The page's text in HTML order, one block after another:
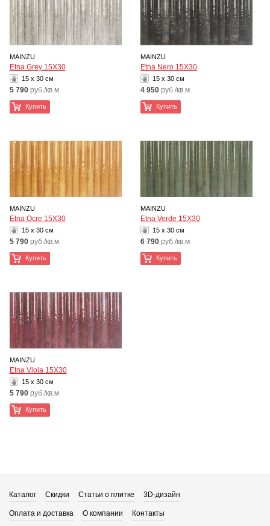
MAINZU
Etna Grey 15X30
15 x 30 см
5 790 руб./кв.м
Купить
MAINZU
Etna Nero 15X30
15 x 30 см
4 950 руб./кв.м
Купить
MAINZU
Etna Ocre 15X30
15 x 30 см
5 790 руб./кв.м
Купить
MAINZU
Etna Verde 15X30
15 x 30 см
6 790 руб./кв.м
Купить
MAINZU
Etna Viola 15X30
15 x 30 см
5 790 руб./кв.м
Купить
Каталог Скидки Статьи о плитке 3D-дизайн
Оплата и доставка О компании Контакты